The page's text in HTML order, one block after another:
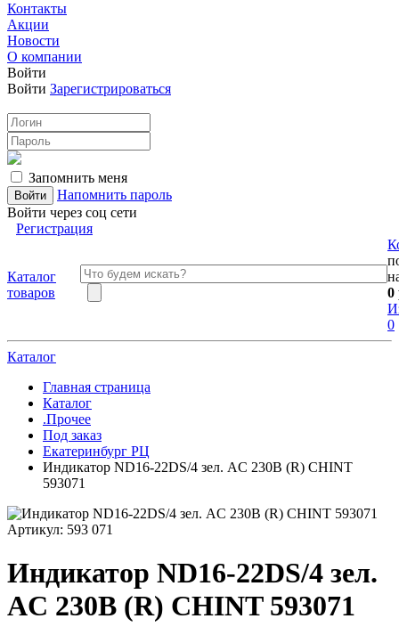
Контакты
Акции
Новости
О компании
Войти
Войти Зарегистрироваться
Запомнить меня
Напомнить пароль
Войти через соц сети
Регистрация
Каталог
товаров
0
0
Каталог
Главная страница
Каталог
.Прочее
Под заказ
Екатеринбург РЦ
Индикатор ND16-22DS/4 зел. AC 230В (R) CHINT
593071
Артикул: 593 071
Индикатор ND16-22DS/4 зел.
AC 230В (R) CHINT 593071